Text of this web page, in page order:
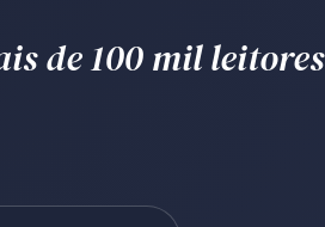
de 100 mil leitores